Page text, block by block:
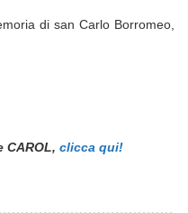
di san Carlo Borromeo,
CAROL, clicca qui!